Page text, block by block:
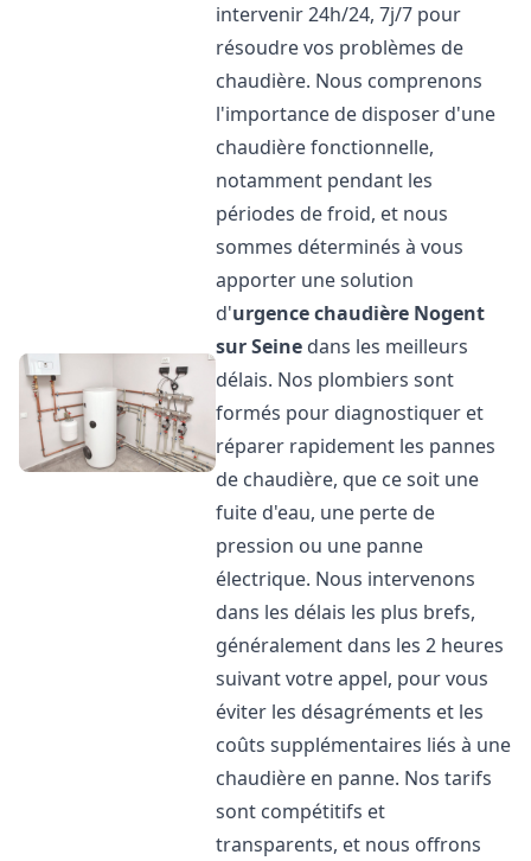
intervenir 24h/24, 7j/7 pour
résoudre vos problèmes de
chaudière. Nous comprenons
l'importance de disposer d'une
chaudière fonctionnelle,
notamment pendant les
périodes de froid, et nous
sommes déterminés à vous
apporter une solution
d'urgence chaudière Nogent
sur Seine dans les meilleurs
délais. Nos plombiers sont
formés pour diagnostiquer et
réparer rapidement les pannes
de chaudière, que ce soit une
fuite d'eau, une perte de
pression ou une panne
électrique. Nous intervenons
dans les délais les plus brefs,
généralement dans les 2 heures
suivant votre appel, pour vous
éviter les désagréments et les
coûts supplémentaires liés à une
chaudière en panne. Nos tarifs
sont compétitifs et
transparents, et nous offrons